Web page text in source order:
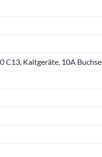
C13, Kaltgeräte, 10A Buchse